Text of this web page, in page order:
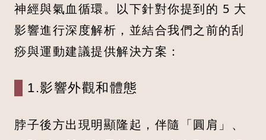
神經與氣血循環。以下針對你提到的 5 大
影響進行深度解析，並結合我們之前的刮
痧與運動建議提供解決方案：
1.影響外觀和體態
脖子後方出現明顯隆起，伴隨「圓肩」、